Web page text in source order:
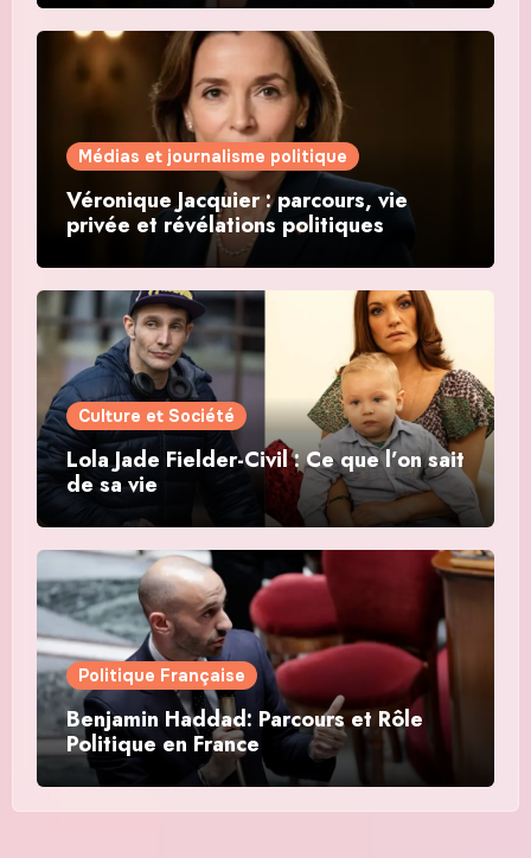
Médias et journalisme politique
Véronique Jacquier : parcours, vie
privée et révélations politiques
Culture et Société
Lola Jade Fielder-Civil : Ce que l’on sait
de sa vie
Politique Française
Benjamin Haddad: Parcours et Rôle
Politique en France